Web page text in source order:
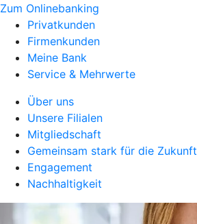
Zum Onlinebanking
Privatkunden
Firmenkunden
Meine Bank
Service & Mehrwerte
Über uns
Unsere Filialen
Mitgliedschaft
Gemeinsam stark für die Zukunft
Engagement
Nachhaltigkeit